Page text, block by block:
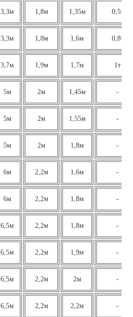
3,3м 1,8м 1,35м 0,5т
3,3м 1,8м 1,6м 0,8т
3,7м 1,9м 1,7м 1т
5м 2м 1,45м -
5м 2м 1,55м -
5м 2м 1,8м -
6м 2,2м 1,6м -
6м 2,2м 1,8м -
6,5м 2,2м 1,8м -
6,5м 2,2м 1,9м -
6,5м 2,2м 2м -
6,5м 2,2м 2,2м -